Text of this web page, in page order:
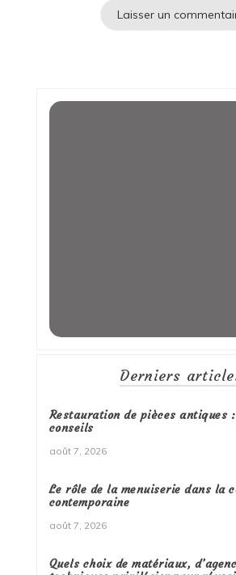
Derniers
Restauration de pièces antiques
conseils
août 7, 2026
Le rôle de la menuiserie dans la
contemporaine
août 7, 2026
Quels choix de matériaux,